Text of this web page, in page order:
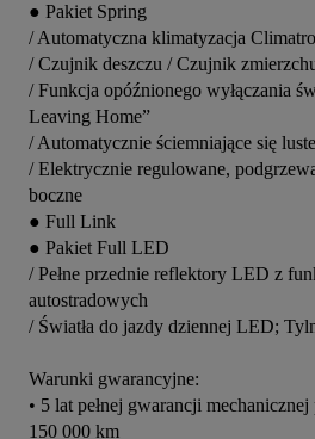
● Pakiet Spring
/ Automatyczna klimatyzacja
/ Czujnik deszczu / Czujnik
/ Funkcja opóźnionego wyłączania
Leaving Home”
/ Automatycznie ściemniające się
/ Elektrycznie regulowane,
boczne
● Full Link
● Pakiet Full LED
/ Pełne przednie reflektory LED z
autostradowych
/ Światła do jazdy dziennej LED;
Warunki gwarancyjne:
• 5 lat pełnej gwarancji
150 000 km